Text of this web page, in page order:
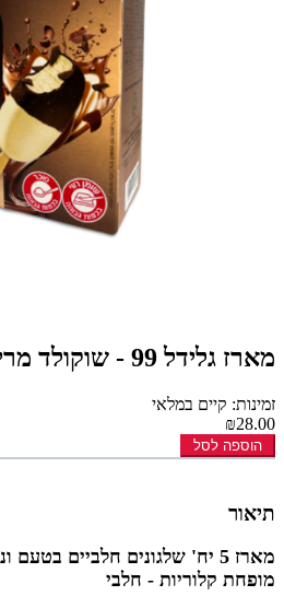
מארז גלידל 99 - שוקולד מריר
זמינות: קיים במלאי
₪28.00
הוספה לסל
תיאור
מארז 5 יח' שלגונים חלביים
מופחת קלוריות - חלבי